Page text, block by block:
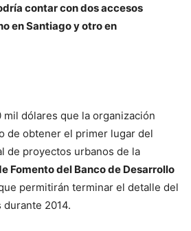
contar con dos accesos
en Santiago y otro en
mil dólares que la organización
de obtener el primer lugar del
de proyectos urbanos de la
Fomento del Banco de Desarrollo
permitirán terminar el detalle del
2014.